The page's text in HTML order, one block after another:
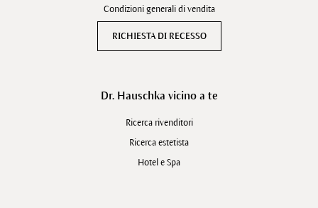
Condizioni generali di vendita
RICHIESTA DI RECESSO
Dr. Hauschka vicino a te
Ricerca rivenditori
Ricerca estetista
Hotel e Spa